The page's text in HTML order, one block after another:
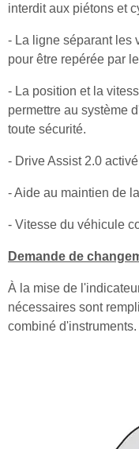
interdit aux piétons et
- La ligne séparant les
pour être repérée par
- La position et la
permettre au système
toute sécurité.
- Drive Assist 2.0
- Aide au maintien de
- Vitesse du véhicule
Demande de
À la mise de
nécessaires sont
combiné d'instruments.